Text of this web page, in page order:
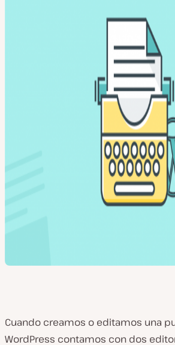
Cuando creamos o editamos una
WordPress contamos con dos